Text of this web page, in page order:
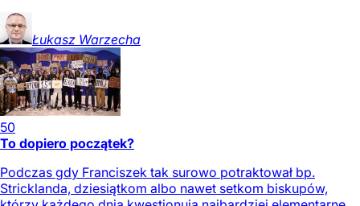
Łukasz Warzecha
50
To dopiero początek?
Podczas gdy Franciszek tak surowo potraktował bp.
Stricklanda, dziesiątkom albo nawet setkom biskupów,